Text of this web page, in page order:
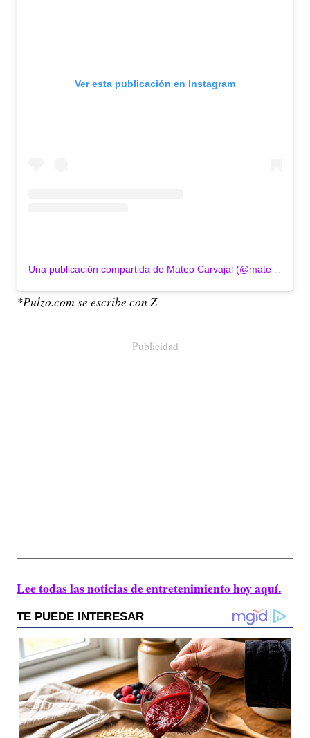
Ver esta publicación en Instagram
*Pulzo.com se escribe con Z
Publicidad
Lee todas las noticias de entretenimiento hoy aquí.